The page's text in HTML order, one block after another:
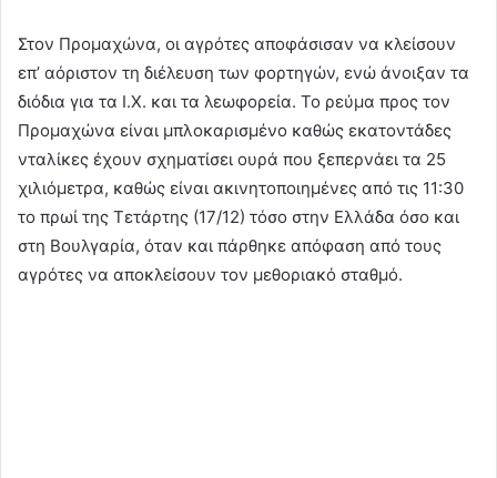
Στον Προμαχώνα, οι αγρότες αποφάσισαν να κλείσουν
επ’ αόριστον τη διέλευση των φορτηγών, ενώ άνοιξαν τα
διόδια για τα Ι.Χ. και τα λεωφορεία. Το ρεύμα προς τον
Προμαχώνα είναι μπλοκαρισμένο καθώς εκατοντάδες
νταλίκες έχουν σχηματίσει ουρά που ξεπερνάει τα 25
χιλιόμετρα, καθώς είναι ακινητοποιημένες από τις 11:30
το πρωί της Τετάρτης (17/12) τόσο στην Ελλάδα όσο και
στη Βουλγαρία, όταν και πάρθηκε απόφαση από τους
αγρότες να αποκλείσουν τον μεθοριακό σταθμό.